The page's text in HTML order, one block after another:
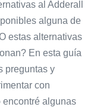
al Adderall
alguna de
estas alternativas
En esta guía
preguntas y
con
encontré algunas